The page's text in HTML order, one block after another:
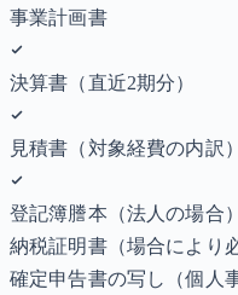
事業計画書
決算書（直近2期分）
見積書（対象経費の内訳）
登記簿謄本（法人の場合）
納税証明書（場合により
確定申告書の写し（個人